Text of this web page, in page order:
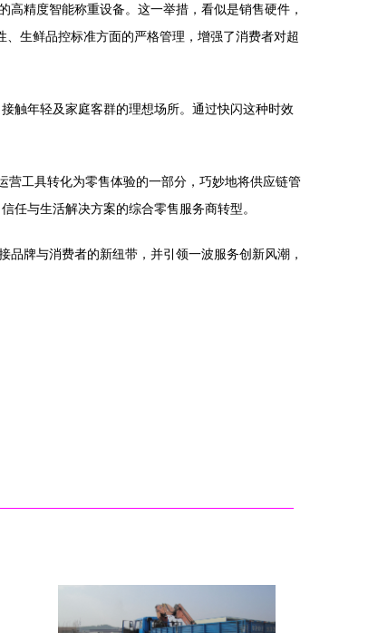
精度智能称重设备。这一举措，看似是销售硬件，
、生鲜品控标准方面的严格管理，增强了消费者对超
触年轻及家庭客群的理想场所。通过快闪这种时效
营工具转化为零售体验的一部分，巧妙地将供应链管
任与生活解决方案的综合零售服务商转型。
牌与消费者的新纽带，并引领一波服务创新风潮，